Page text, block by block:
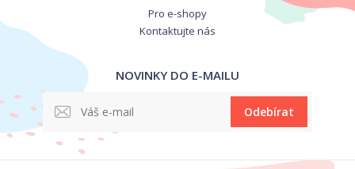
Pro e-shopy
Kontaktujte nás
NOVINKY DO E-MAILU
Odebírat